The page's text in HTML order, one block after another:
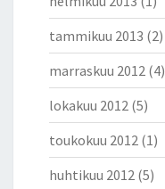
tammikuu 2013 (2)
marraskuu 2012 (4)
lokakuu 2012 (5)
toukokuu 2012 (1)
huhtikuu 2012 (5)